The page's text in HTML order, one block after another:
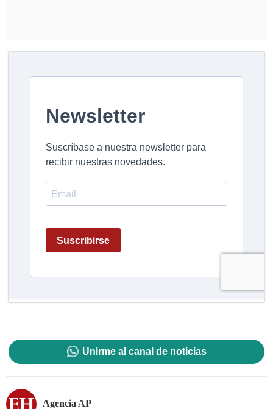
Unirme al canal de noticias
Agencia AP